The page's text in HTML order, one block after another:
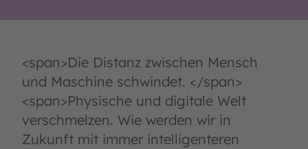
<span>Die Distanz zwischen Mensch
und Maschine schwindet. </span>
<span>Physische und digitale Welt
verschmelzen. Wie werden wir in
Zukunft mit immer intelligenteren